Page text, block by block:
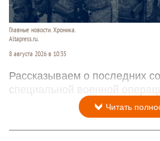
Главные новости. Хроника.
Altapress.ru.
8 августа 2026 в 10:35
Рассказываем о последних
специальной военной
Читать